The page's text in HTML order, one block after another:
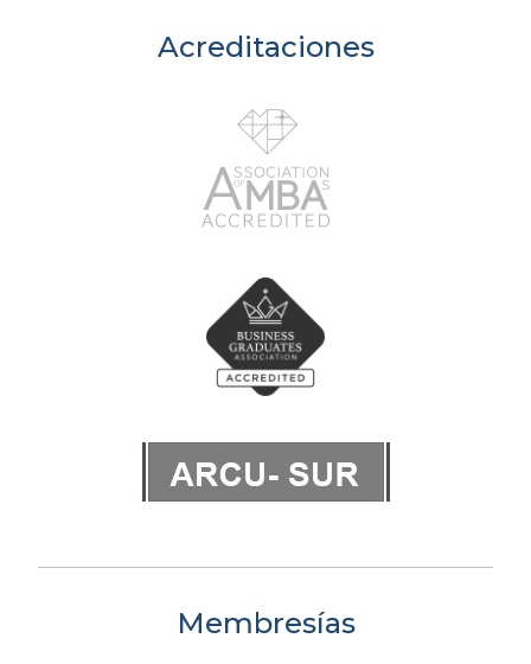
Acreditaciones
Membresías